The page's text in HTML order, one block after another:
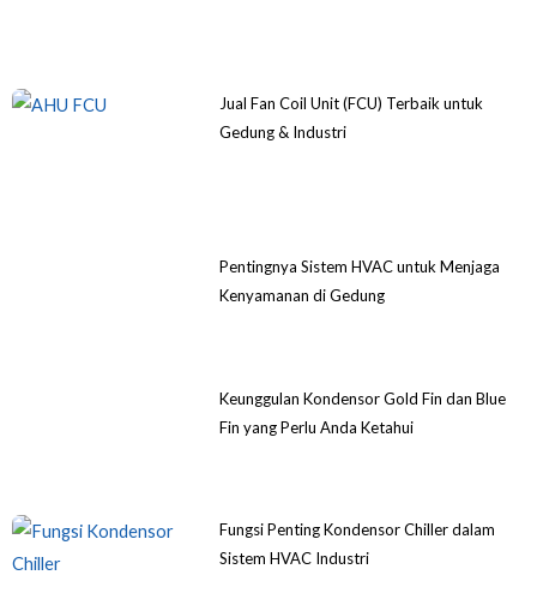
Jual Fan Coil Unit (FCU) Terbaik untuk
Gedung & Industri
Pentingnya Sistem HVAC untuk Menjaga
Kenyamanan di Gedung
Keunggulan Kondensor Gold Fin dan Blue
Fin yang Perlu Anda Ketahui
Fungsi Penting Kondensor Chiller dalam
Sistem HVAC Industri